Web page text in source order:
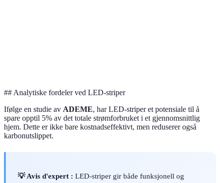
## Analytiske fordeler ved LED-striper
Ifølge en studie av ADEME, har LED-striper et potensiale til å
spare opptil 5% av det totale strømforbruket i et gjennomsnittlig
hjem. Dette er ikke bare kostnadseffektivt, men reduserer også
karbonutslippet.
💡 Avis d'expert : LED-striper gir både funksjonell og